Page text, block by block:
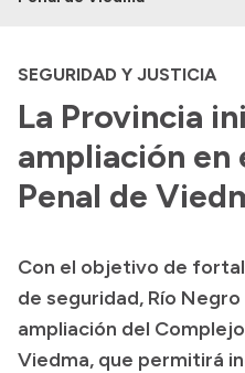
Autoridades
Delegaciones
Normativa
Historia Vial
Mi Vial
Recibos de sueldo
Correo oficial
SEGURIDAD Y JUSTICIA
La Provincia
ampliación en
Penal de
Con el objetivo de
de seguridad, Río
ampliación del
Viedma, que permitirá